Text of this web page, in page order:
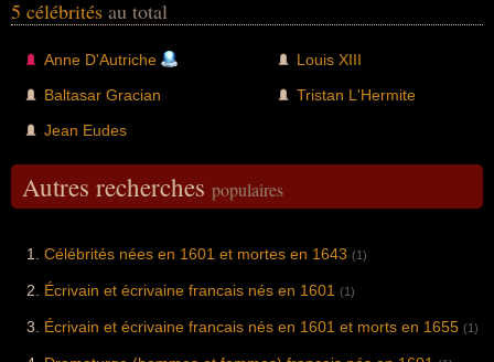
5 célébrités au total
Anne D'Autriche
Baltasar Gracian
Jean Eudes
Louis XIII
Tristan L'Hermite
Autres recherches populaires
Célébrités nées en 1601 et mortes en 1643 (1)
Écrivain et écrivaine francais nés en 1601 (1)
Écrivain et écrivaine francais nés en 1601 et morts en 1655 (1)